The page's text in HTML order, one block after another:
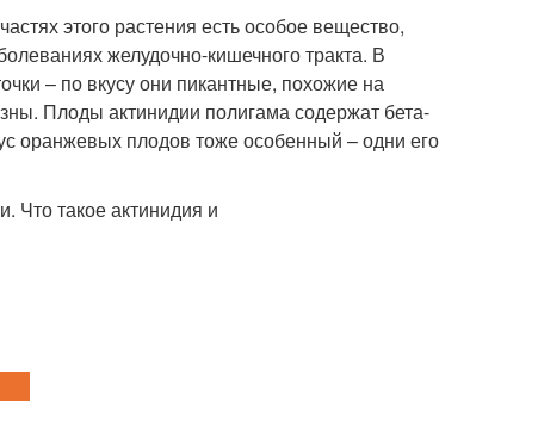
этого растения есть особое вещество,
желудочно-кишечного тракта. В
– по вкусу они пикантные, похожие на
Плоды актинидии полигама содержат бета-
оранжевых плодов тоже особенный – одни его